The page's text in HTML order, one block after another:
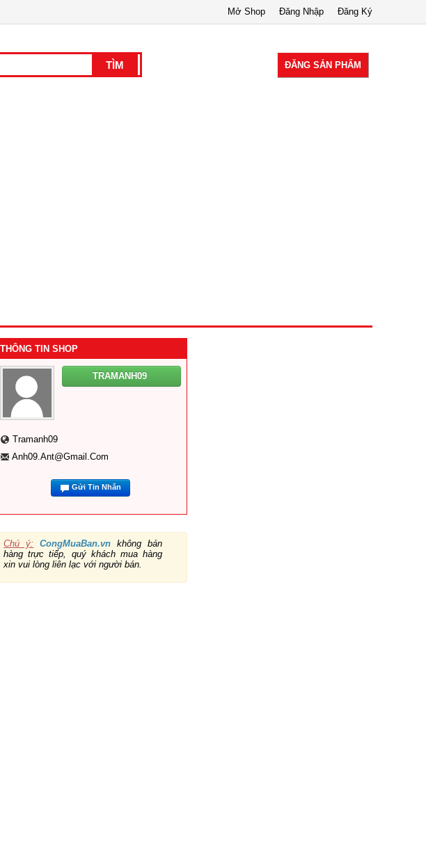
Đăng Ký
Đăng Nhập
Mở Shop
ĐĂNG SẢN PHẨM
THÔNG TIN SHOP
TRAMANH09
Tramanh09
Anh09.ant@gmail.com
Gửi Tin Nhắn
Chú ý: CongMuaBan.vn không bán
hàng trực tiếp, quý khách mua hàng
xin vui lòng liên lạc với người bán.